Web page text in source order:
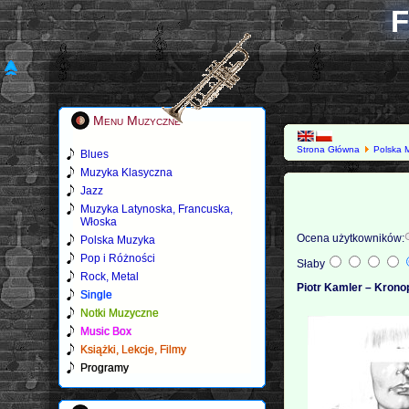
Menu Muzyczne
Blues
Muzyka Klasyczna
Jazz
Muzyka Latynoska, Francuska,
Włoska
Polska Muzyka
Pop i Różności
Rock, Metal
Single
Notki Muzyczne
Music Box
Książki, Lekcje, Filmy
Programy
Strona Główna Polska
Ocena użytkowników:
Słaby
Piotr Kamler –